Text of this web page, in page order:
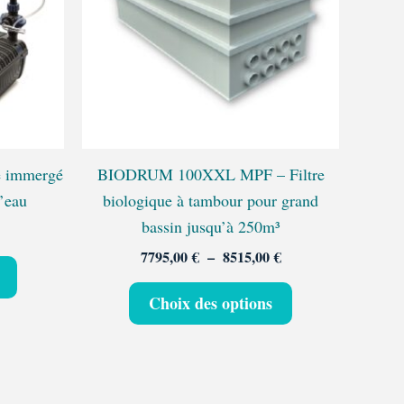
variations.
Les
options
peuvent
produit
BIODRUM 100XXL MPF – Filtre
biologique à tambour pour grand
bassin jusqu’à 250m³
7795,00€ – 8515,00€
Choix des options
variations.
Les
options
sur